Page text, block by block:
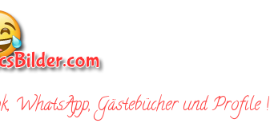
WhatsApp, Gästebücher und Profile !